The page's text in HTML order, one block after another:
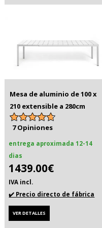
Mesa de aluminio de 100 x
210 extensible a 280cm
7 Opiniones
entrega aproximada 12-14
dias
1439.00€
IVA incl.
✔️ Precio directo de fábrica
VER DETALLES